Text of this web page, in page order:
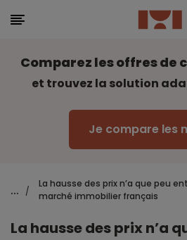
Comparez les offres
et trouvez la solution
Je compare les
... /
La hausse des prix n’a que peu
marché immobilier français
La hausse des prix n’a